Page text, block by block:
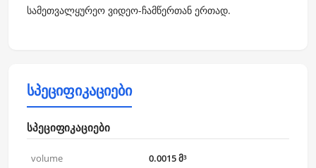
სამეთვალყურეო ვიდეო-ჩამწერთან ერთად.
სპეციფიკაციები
სპეციფიკაციები
volume
0.0015 მ³